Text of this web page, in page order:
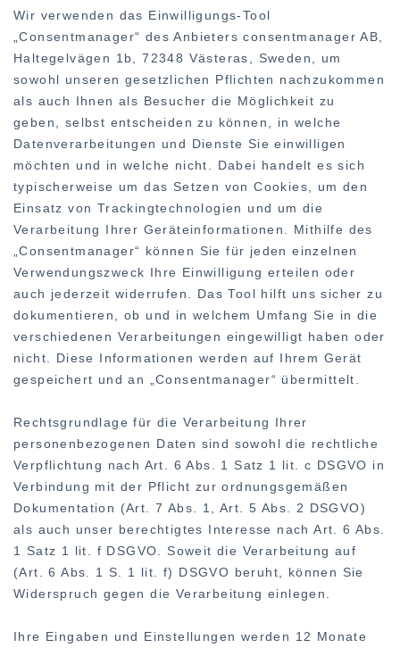
Wir verwenden das Einwilligungs-Tool
„Consentmanager“ des Anbieters consentmanager AB,
Haltegelvägen 1b, 72348 Västeras, Sweden, um
sowohl unseren gesetzlichen Pflichten nachzukommen
als auch Ihnen als Besucher die Möglichkeit zu
geben, selbst entscheiden zu können, in welche
Datenverarbeitungen und Dienste Sie einwilligen
möchten und in welche nicht. Dabei handelt es sich
typischerweise um das Setzen von Cookies, um den
Einsatz von Trackingtechnologien und um die
Verarbeitung Ihrer Geräteinformationen. Mithilfe des
„Consentmanager“ können Sie für jeden einzelnen
Verwendungszweck Ihre Einwilligung erteilen oder
auch jederzeit widerrufen. Das Tool hilft uns sicher zu
dokumentieren, ob und in welchem Umfang Sie in die
verschiedenen Verarbeitungen eingewilligt haben oder
nicht. Diese Informationen werden auf Ihrem Gerät
gespeichert und an „Consentmanager“ übermittelt.
Rechtsgrundlage für die Verarbeitung Ihrer
personenbezogenen Daten sind sowohl die rechtliche
Verpflichtung nach Art. 6 Abs. 1 Satz 1 lit. c DSGVO in
Verbindung mit der Pflicht zur ordnungsgemäßen
Dokumentation (Art. 7 Abs. 1, Art. 5 Abs. 2 DSGVO)
als auch unser berechtigtes Interesse nach Art. 6 Abs.
1 Satz 1 lit. f DSGVO. Soweit die Verarbeitung auf
(Art. 6 Abs. 1 S. 1 lit. f) DSGVO beruht, können Sie
Widerspruch gegen die Verarbeitung einlegen.
Ihre Eingaben und Einstellungen werden 12 Monate